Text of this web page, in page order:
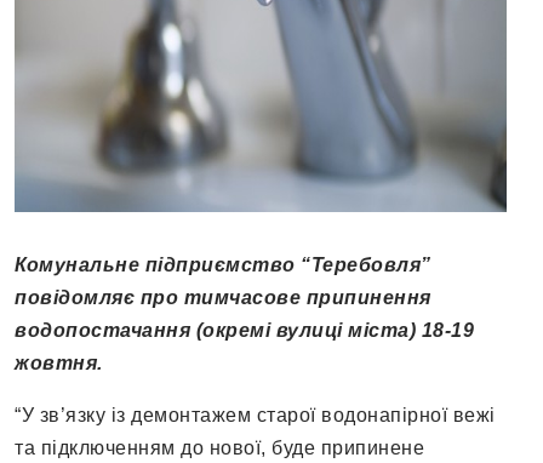
Комунальне підприємство “Теребовля”
повідомляє про тимчасове припинення
водопостачання (окремі вулиці міста) 18-19
жовтня.
“У зв’язку із демонтажем старої водонапірної вежі
та підключенням до нової, буде припинене